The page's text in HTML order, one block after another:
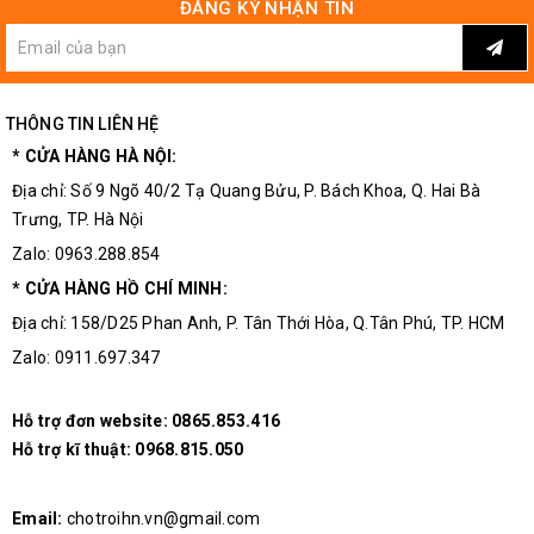
Đầu kẹp mũi khoan mini rất tiện dụng, có thể kẹp trục đầu
mài
ĐĂNG KÝ NHẬN TIN
THÔNG TIN LIÊN HỆ
* CỬA HÀNG HÀ NỘI:
Địa chỉ: Số 9 Ngõ 40/2 Tạ Quang Bửu, P. Bách Khoa, Q. Hai Bà
Trưng, TP. Hà Nội
Zalo: 0963.288.854
* CỬA HÀNG HỒ CHÍ MINH:
Địa chỉ: 158/D25 Phan Anh, P. Tân Thới Hòa, Q.Tân Phú, TP. HCM
Zalo: 0911.697.347
Hỗ trợ đơn website: 0865.853.416
Hỗ trợ kĩ thuật: 0968.815.050
Email: chotroihn.vn@gmail.com